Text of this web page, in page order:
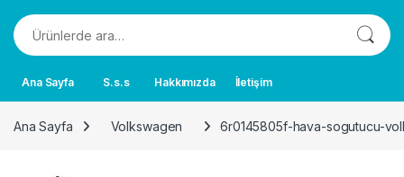
Ara:
Ana Sayfa S.s.s Hakkımızda İletişim
Ana Sayfa Volkswagen 6r0145805f-hava-sogutucu-